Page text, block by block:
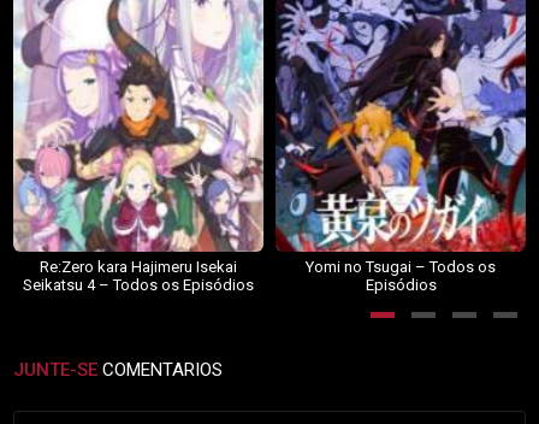
Re:Zero kara Hajimeru Isekai
Seikatsu 4 – Todos os Episódios
Yomi no Tsugai – Todos os
Episódios
JUNTE-SE COMENTARIOS